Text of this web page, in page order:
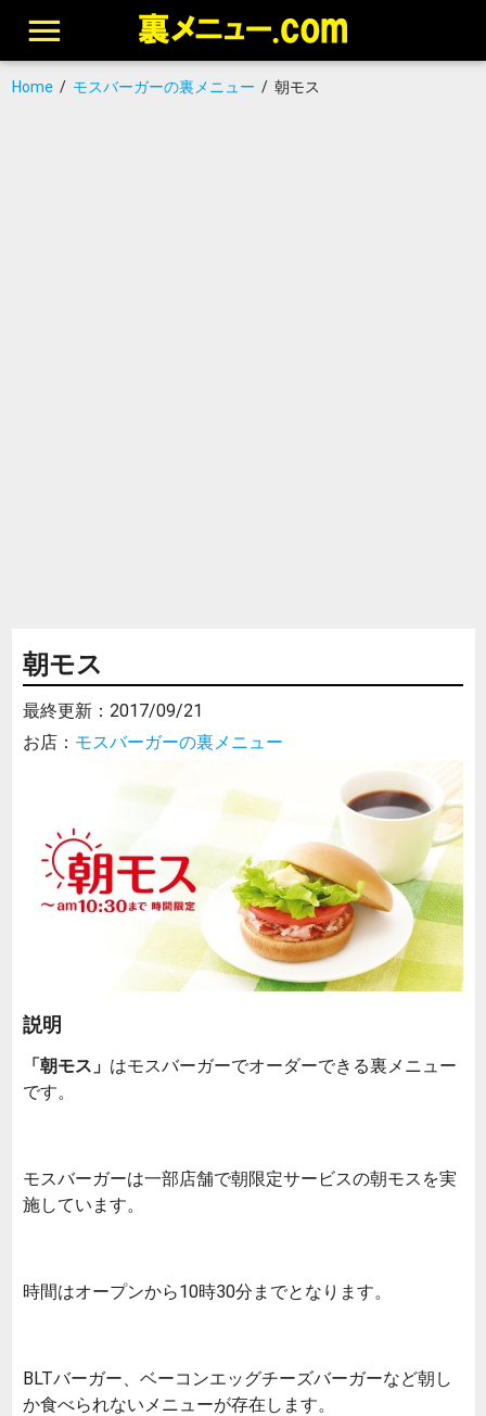
Home/ モスバーガーの裏メニュー / 朝モス
朝モス
最終更新： 2017/09/21
お店： モスバーガーの裏メニュー
説明
「朝モス」 はモスバーガーでオーダーできる裏メニュー
です。
モスバーガーは一部店舗で朝限定サービスの朝モスを実
施しています。
時間はオープンから10時30分までとなります。
BLTバーガー、ベーコンエッグチーズバーガーなど朝し
か食べられないメニューが存在します。